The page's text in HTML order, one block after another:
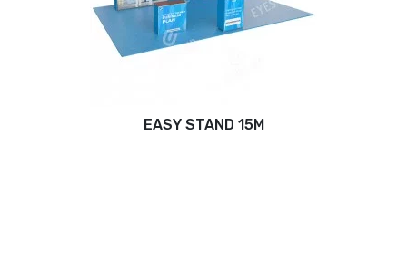
EASY STAND 15M